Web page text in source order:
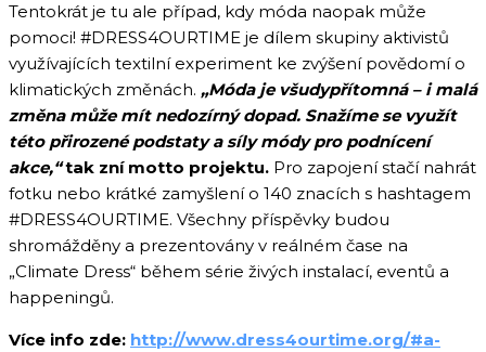
Tentokrát je tu ale případ, kdy móda naopak může
pomoci! #DRESS4OURTIME je dílem skupiny aktivistů
využívajících textilní experiment ke zvýšení povědomí o
klimatických změnách. „Móda je všudypřítomná – i malá
změna může mít nedozírný dopad. Snažíme se využít
této přirozené podstaty a síly módy pro podnícení
akce,“tak zní motto projektu. Pro zapojení stačí nahrát
fotku nebo krátké zamyšlení o 140 znacích s hashtagem
#DRESS4OURTIME. Všechny příspěvky budou
shromážděny a prezentovány v reálném čase na
„Climate Dress“ během série živých instalací, eventů a
happeningů.
Více info zde: http://www.dress4ourtime.org/#a-